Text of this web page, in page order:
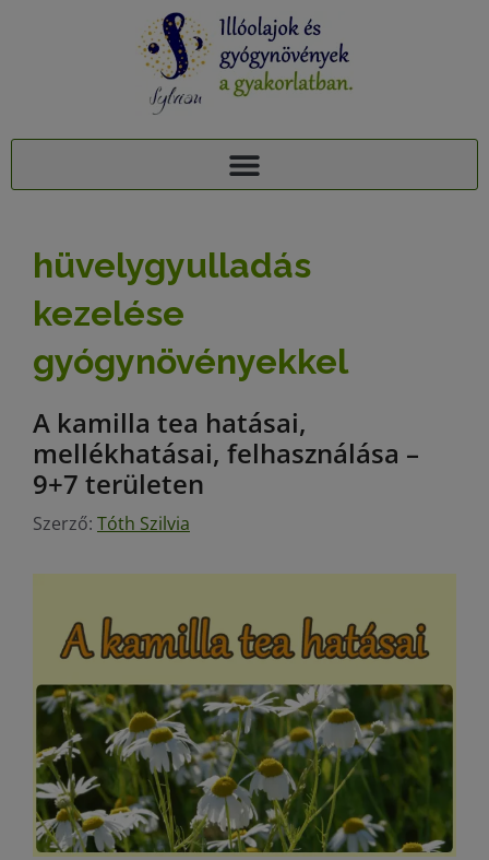
hüvelygyulladás
kezelése
gyógynövényekkel
A kamilla tea hatásai,
mellékhatásai, felhasználása –
9+7 területen
Szerző: Tóth Szilvia